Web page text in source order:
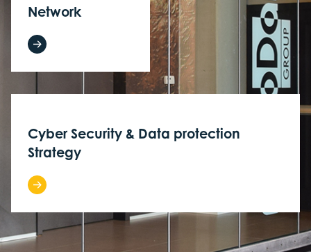
Archiviazione fisica
e-Fatture b2b
Codice Etico
Sponsorship
Newspaper
Comunicati stampa
Articoli
Video
Network
Cyber Security & Data protection
Strategy